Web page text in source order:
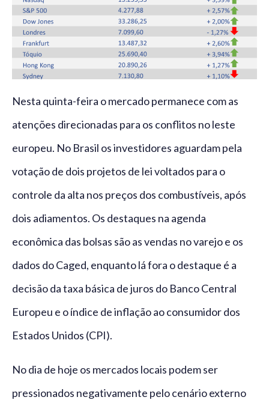
Nesta quinta-feira o mercado permanece com as
atenções direcionadas para os conflitos no leste
europeu. No Brasil os investidores aguardam pela
votação de dois projetos de lei voltados para o
controle da alta nos preços dos combustíveis, após
dois adiamentos. Os destaques na agenda
econômica das bolsas são as vendas no varejo e os
dados do Caged, enquanto lá fora o destaque é a
decisão da taxa básica de juros do Banco Central
Europeu e o índice de inflação ao consumidor dos
Estados Unidos (CPI).
No dia de hoje os mercados locais podem ser
pressionados negativamente pelo cenário externo